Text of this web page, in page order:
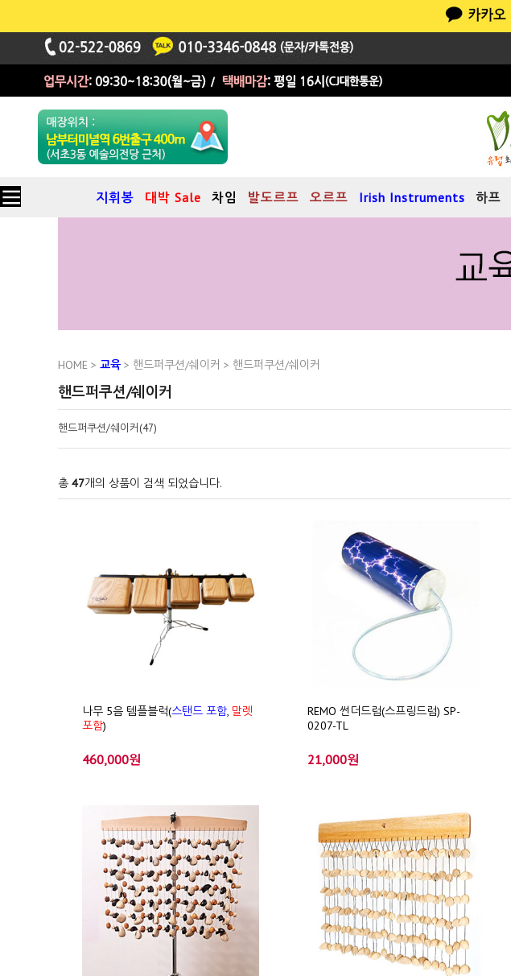
지휘봉 대박 Sale 차임 발도르프 오르프 Irish Instruments 하프
HOME > 교육 > 핸드퍼쿠션/쉐이커 > 핸드퍼쿠션/쉐이커
핸드퍼쿠션/쉐이커
핸드퍼쿠션/쉐이커(47)
총 47개의 상품이 검색 되었습니다.
나무 5음 템플블럭(스탠드 포함, 말렛
포함)
460,000원
REMO 썬더드럼(스프링드럼) SP-
0207-TL
21,000원